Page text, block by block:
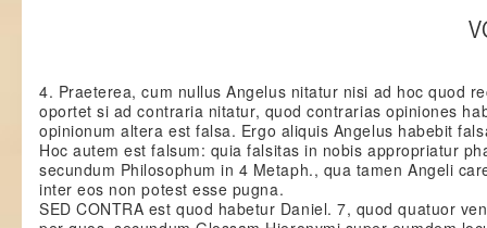
4. Praeterea, cum nullus Angelus nitatur nisi ad hoc quod
oportet si ad contraria nitatur, quod contrarias opiniones
opinionum altera est falsa. Ergo aliquis Angelus habebit
Hoc autem est falsum: quia falsitas in nobis appropriatur
secundum Philosophum in 4 Metaph., qua tamen Angeli
inter eos non potest esse pugna.
SED CONTRA est quod habetur Daniel. 7, quod quatuor